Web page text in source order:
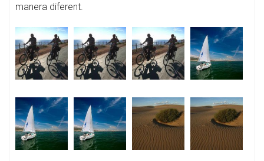
manera diferent.